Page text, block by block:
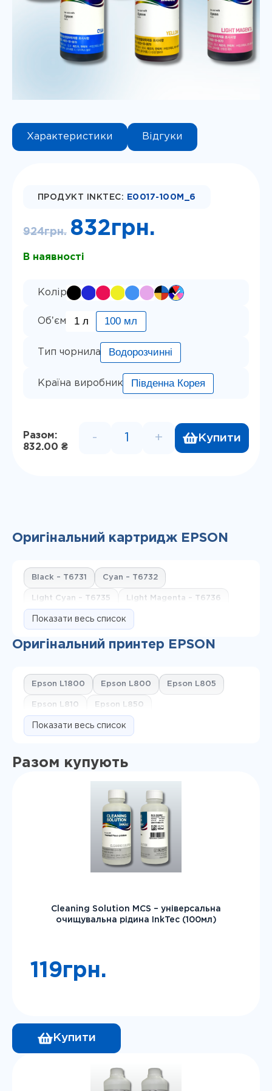
Характеристики Відгуки
ПРОДУКТ INKTEC: E0017-100M_6
924грн.
Оригінальна
ціна:
832грн.
В наявності
Колір
Обʼєм 1 л 100 мл
Тип чорнила Водорозчинні
Країна виробник Південна Корея
Разом:
832.00 ₴
Комплект водорозчинного
- + Купити
Оригінальний картридж EPSON
Black – T6731 Cyan – T6732
Light Cyan – T6735 Light Magenta – T6736
Magenta – T6733 Yellow – T6734
Показати весь список
Оригінальний принтер EPSON
Epson L1800 Epson L800 Epson L805
Epson L810 Epson L850
Показати весь список
Разом купують
Cleaning Solution MCS – універсальна
очищувальна рідина InkTec (100мл)
119грн.
Купити